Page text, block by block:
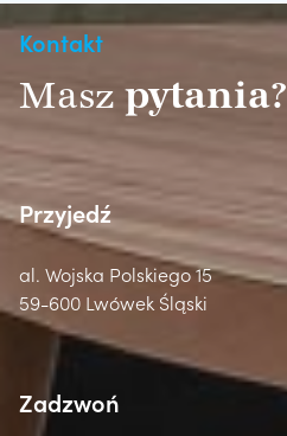
Kontakt
Masz pytania?
Przyjedź
al. Wojska Polskiego 15
59-600 Lwówek Śląski
Zadzwoń